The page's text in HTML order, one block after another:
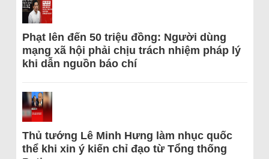
Phạt lên đến 50 triệu đồng: Người dùng
mạng xã hội phải chịu trách nhiệm pháp lý
khi dẫn nguồn báo chí
Thủ tướng Lê Minh Hưng làm nhục quốc
thể khi xin ý kiến chỉ đạo từ Tổng thống